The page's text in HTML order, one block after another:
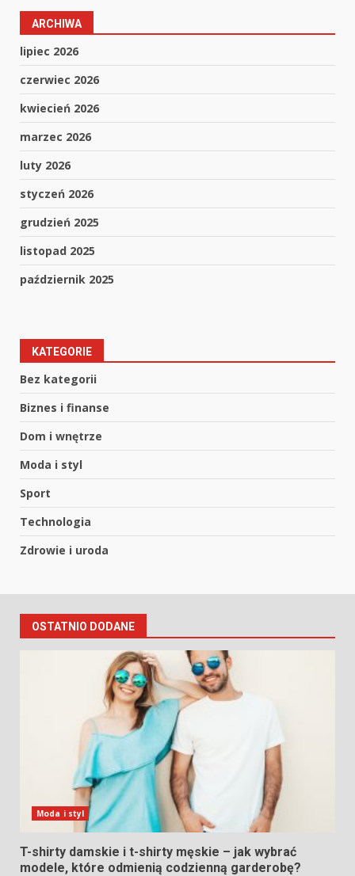
ARCHIWA
lipiec 2026
czerwiec 2026
kwiecień 2026
marzec 2026
luty 2026
styczeń 2026
grudzień 2025
listopad 2025
październik 2025
KATEGORIE
Bez kategorii
Biznes i finanse
Dom i wnętrze
Moda i styl
Sport
Technologia
Zdrowie i uroda
OSTATNIO DODANE
Moda i styl
T-shirty damskie i t-shirty męskie – jak wybrać
modele, które odmienią codzienną garderobę?